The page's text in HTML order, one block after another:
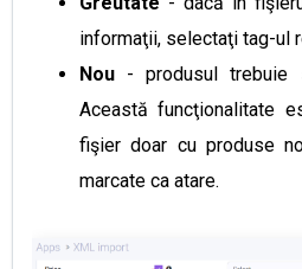
informaţii, selectaţi tag-ul
Nou - produsul trebuie
Această funcţionalitate
fişier doar cu produse
marcate ca atare.